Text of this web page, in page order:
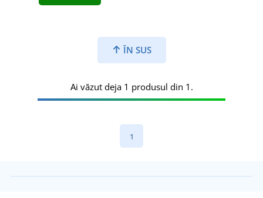
ÎN SUS
Ai văzut deja 1 produsul din 1.
1